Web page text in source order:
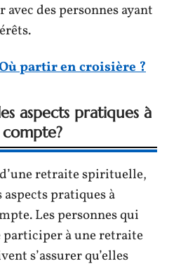
avec des personnes ayant
partir en croisière ?
aspects pratiques à
retraite spirituelle,
pratiques à
Les personnes qui
participer à une retraite
s’assurer qu’elles